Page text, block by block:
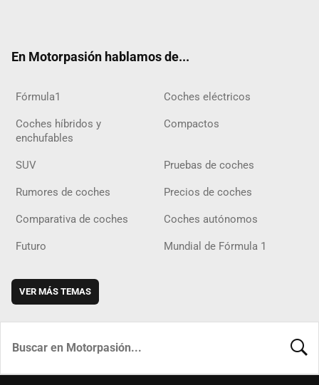
En Motorpasión hablamos de...
Fórmula1 Coches eléctricos
Coches híbridos y
enchufables
Compactos
SUV Pruebas de coches
Rumores de coches Precios de coches
Comparativa de coches Coches autónomos
Futuro Mundial de Fórmula 1
VER MÁS TEMAS